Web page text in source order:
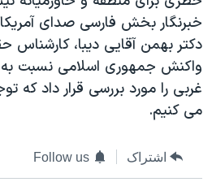
فرهنگ و زندگی
حقوق شهروندی
اقتصادی
علم و فناوری
گالری عکس
مستندها
انتخابات ریاست جمهوری آمریکا ۲۰۲۴
حمله جمهوری اسلامی به اسرائیل
رمز مهسا
اعتراضات زن، زندگی، آزادی
دنبال کنید
خبرنگار بخش فارسی صدای
دکتر بهمن آقايی ديبا، کارشناس
واکنش جمهوری اسلامی نسبت
غربی را مورد بررسی قرار داد که
می کنيم.
اشتراک Follow us